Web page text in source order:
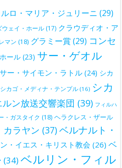
ロ・マリア・ジュリーニ (29)
ウェイ・ホール (17) クラウディオ・ア
マン (18) グラミー賞 (29) コンセ
ール (23) サー・ゲオル
サー・サイモン・ラトル (24) シカ
シカゴ・メディナ・テンプル (16) シカ
ン放送交響楽団 (39) フィルハ
・ガスタイク (18) ヘラクレス・ザール
カラヤン (37)ベルナルト・
・イエス・キリスト教会 (26) ベ
(34)ベルリン・フィル